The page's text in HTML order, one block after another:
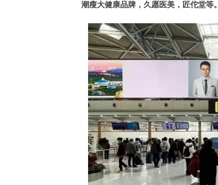
潮瘦大健康品牌，久愿医美，匠佗堂等。